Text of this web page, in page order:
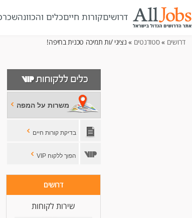
דרושיםקורות חייםכלים והכוונהשכר
דרושים »סטודנטים » נציגי /ות תמיכה טכנית בחיפה!
משרות על המפה
בדיקת קורות חיים
הפוך ללקוח VIP
דרושים
שירות לקוחות